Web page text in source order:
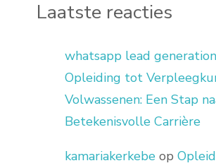
Laatste reacties
whatsapp lead
Opleiding tot
Volwassenen: Een Stap
Betekenisvolle Carrière
kamariakerkebe op